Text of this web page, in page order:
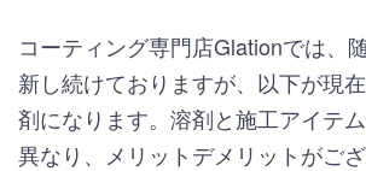
コーティング専門店Glationでは、
新し続けておりますが、以下が現
剤になります。溶剤と施工アイテ
異なり、メリットデメリットがご